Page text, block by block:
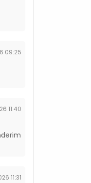
09:25
11:40
11:31